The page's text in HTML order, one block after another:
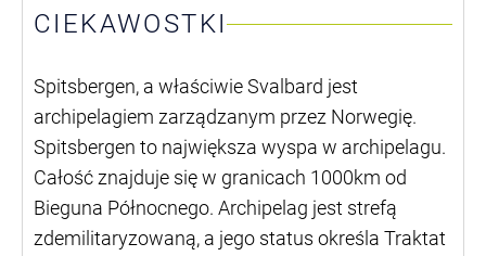
CIEKAWOSTKI
Spitsbergen, a właściwie Svalbard jest
archipelagiem zarządzanym przez Norwegię.
Spitsbergen to największa wyspa w archipelagu.
Całość znajduje się w granicach 1000km od
Bieguna Północnego. Archipelag jest strefą
zdemilitaryzowaną, a jego status określa Traktat